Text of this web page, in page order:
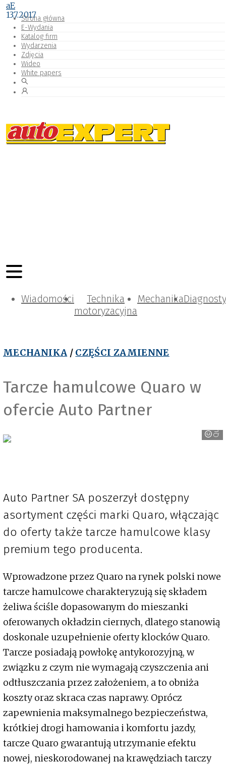
Strona główna
E-Wydania
Katalog firm
Wydarzenia
Zdjęcia
Wideo
White papers
Wiadomości
Technika
motoryzacyjna
Mechanika
MECHANIKA / CZĘŚCI ZAMIENNE
Tarcze hamulcowe Quaro w
ofercie Auto Partner
Quaro
aE
13.7.2017
Auto Partner SA poszerzył dostępny
asortyment części marki Quaro, włączając
do oferty także tarcze hamulcowe klasy
premium tego producenta.
Wprowadzone przez Quaro na rynek polski nowe
tarcze hamulcowe charakteryzują się składem
żeliwa ściśle dopasowanym do mieszanki
oferowanych okładzin ciernych, dlatego stanowią
doskonale uzupełnienie oferty klocków Quaro.
Tarcze posiadają powłokę antykorozyjną, w
związku z czym nie wymagają czyszczenia ani
odtłuszczania przez założeniem, a to obniża
koszty oraz skraca czas naprawy. Oprócz
zapewnienia maksymalnego bezpieczeństwa,
krótkiej drogi hamowania i komfortu jazdy,
tarcze Quaro gwarantują utrzymanie efektu
nowej, nieskorodowanej na krawędziach tarczy